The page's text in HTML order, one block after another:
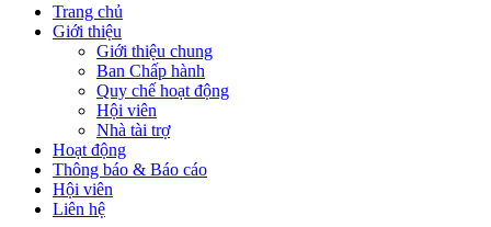
Trang chủ
Giới thiệu
Giới thiệu chung
Ban Chấp hành
Quy chế hoạt động
Hội viên
Nhà tài trợ
Hoạt động
Thông báo & Báo cáo
Hội viên
Liên hệ